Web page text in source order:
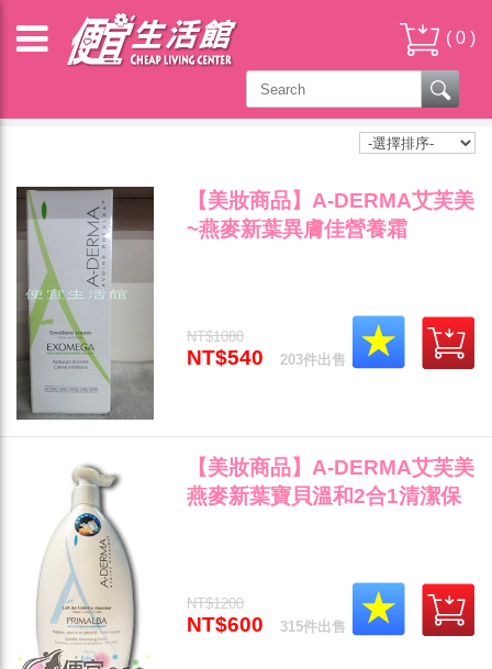
( 0 )
【美妝商品】A-DERMA艾芙美
~燕麥新葉異膚佳營養霜
NT$1080
NT$540 203件出售
【美妝商品】A-DERMA艾芙美
燕麥新葉寶貝溫和2合1清潔保
NT$1200
NT$600 315件出售